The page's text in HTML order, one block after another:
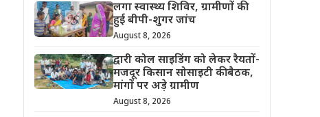
लगा स्वास्थ्य शिविर, ग्रामीणों की
हुई बीपी-शुगर जांच
August 8, 2026
द्वारी कोल साइडिंग को लेकर रैयतों-
मजदूर किसान सोसाइटी की बैठक,
मांगों पर अड़े ग्रामीण
August 8, 2026